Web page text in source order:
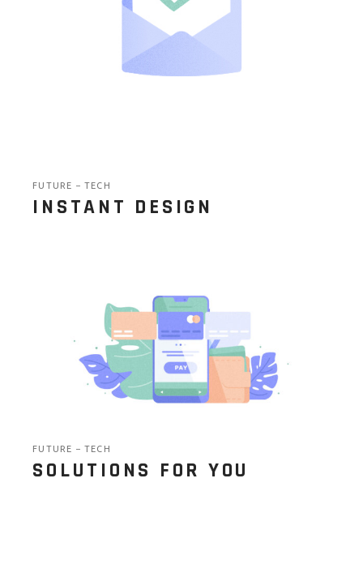
FUTURE TECH
INSTANT DESIGN
FUTURE TECH
SOLUTIONS FOR YOU